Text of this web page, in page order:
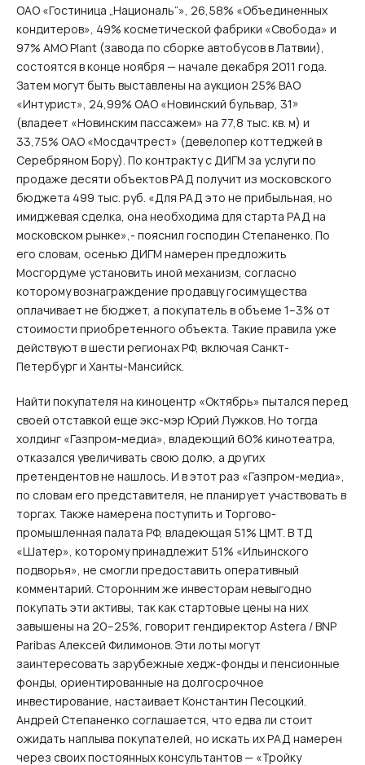
ОАО «Гостиница „Националь“», 26,58% «Объединенных
кондитеров», 49% косметической фабрики «Свобода» и
97% АМО Plant (завода по сборке автобусов в Латвии),
состоятся в конце ноября — начале декабря 2011 года.
Затем могут быть выставлены на аукцион 25% ВАО
«Интурист», 24,99% ОАО «Новинский бульвар, 31»
(владеет «Новинским пассажем» на 77,8 тыс. кв. м) и
33,75% ОАО «Мосдачтрест» (девелопер коттеджей в
Серебряном Бору). По контракту с ДИГМ за услуги по
продаже десяти объектов РАД получит из московского
бюджета 499 тыс. руб. «Для РАД это не прибыльная, но
имиджевая сделка, она необходима для старта РАД на
московском рынке»,- пояснил господин Степаненко. По
его словам, осенью ДИГМ намерен предложить
Мосгордуме установить иной механизм, согласно
которому вознаграждение продавцу госимущества
оплачивает не бюджет, а покупатель в объеме 1–3% от
стоимости приобретенного объекта. Такие правила уже
действуют в шести регионах РФ, включая Санкт-
Петербург и Ханты-Мансийск.
Найти покупателя на киноцентр «Октябрь» пытался перед
своей отставкой еще экс-мэр Юрий Лужков. Но тогда
холдинг «Газпром-медиа», владеющий 60% кинотеатра,
отказался увеличивать свою долю, а других
претендентов не нашлось. И в этот раз «Газпром-медиа»,
по словам его представителя, не планирует участвовать в
торгах. Также намерена поступить и Торгово-
промышленная палата РФ, владеющая 51% ЦМТ. В ТД
«Шатер», которому принадлежит 51% «Ильинского
подворья», не смогли предоставить оперативный
комментарий. Сторонним же инвесторам невыгодно
покупать эти активы, так как стартовые цены на них
завышены на 20–25%, говорит гендиректор Astera / BNP
Paribas Алексей Филимонов. Эти лоты могут
заинтересовать зарубежные хедж-фонды и пенсионные
фонды, ориентированные на долгосрочное
инвестирование, настаивает Константин Песоцкий.
Андрей Степаненко соглашается, что едва ли стоит
ожидать наплыва покупателей, но искать их РАД намерен
через своих постоянных консультантов — «Тройку